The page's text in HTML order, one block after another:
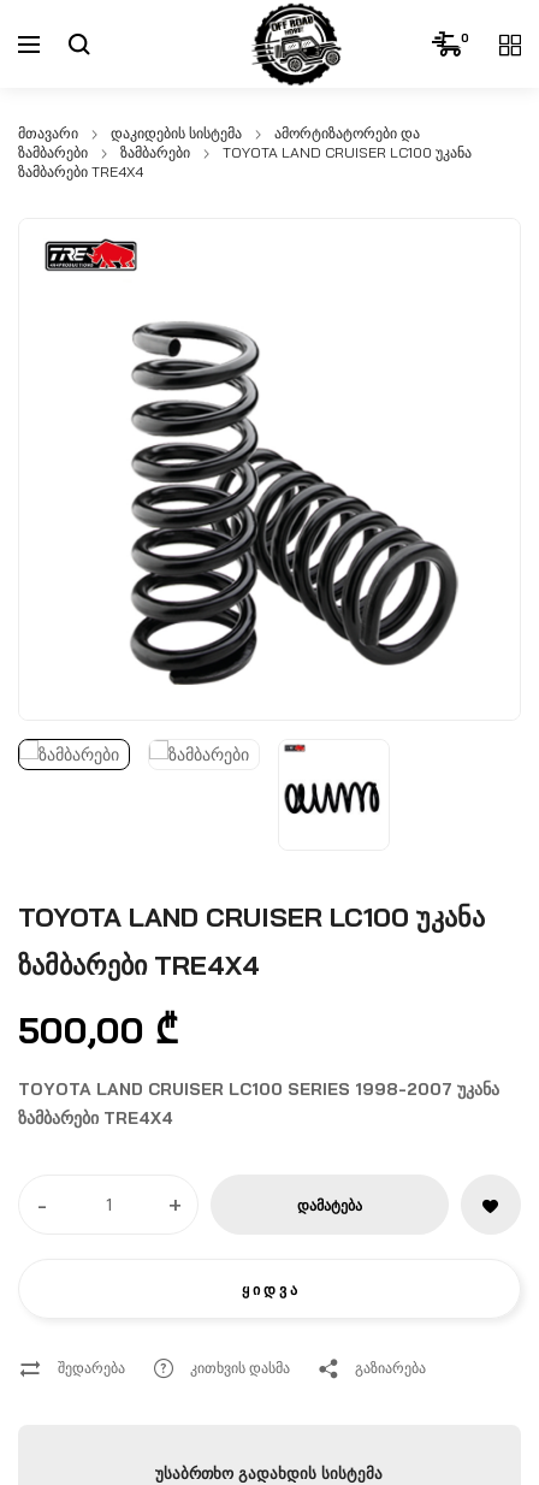
0
მთავარი დაკიდების სისტემა
ამორტიზატორები და
ზამბარები
ზამბარები
TOYOTA LAND CRUISER LC100 უკანა
ზამბარები TRE4X4
TOYOTA LAND CRUISER LC100 უკანა
ზამბარები TRE4X4
500,00 ₾
TOYOTA LAND CRUISER LC100 SERIES 1998-2007 უკანა
ზამბარები TRE4X4
- + ᲓᲐᲛᲐᲢᲔᲑᲐ
Ყ Ი Დ Ვ Ა
შედარება კითხვის დასმა გაზიარება
უსაბრთხო გადახდის სისტემა